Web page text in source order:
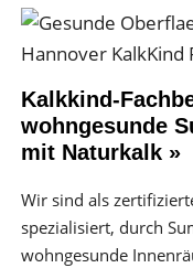
Kalkkind-
wohngesunde
mit Naturkalk »
Wir sind als
spezialisiert, durch
wohngesunde